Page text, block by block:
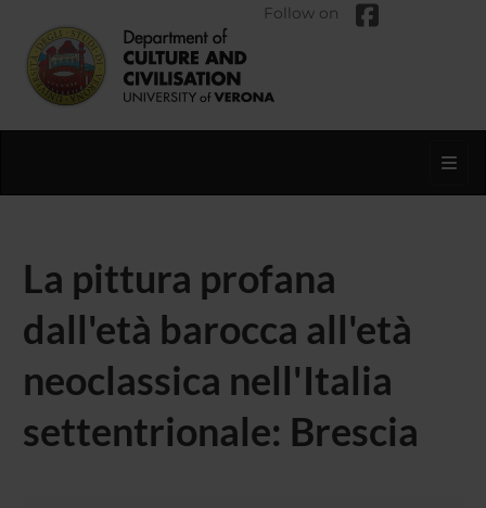
Follow on
La pittura profana
dall'età barocca all'età
neoclassica nell'Italia
settentrionale: Brescia